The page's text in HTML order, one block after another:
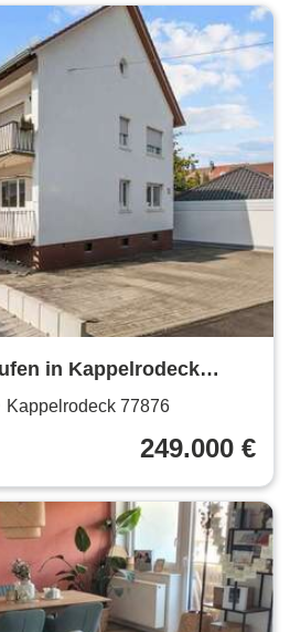
in Kappelrodeck
Kappelrodeck 77876
249.000 €